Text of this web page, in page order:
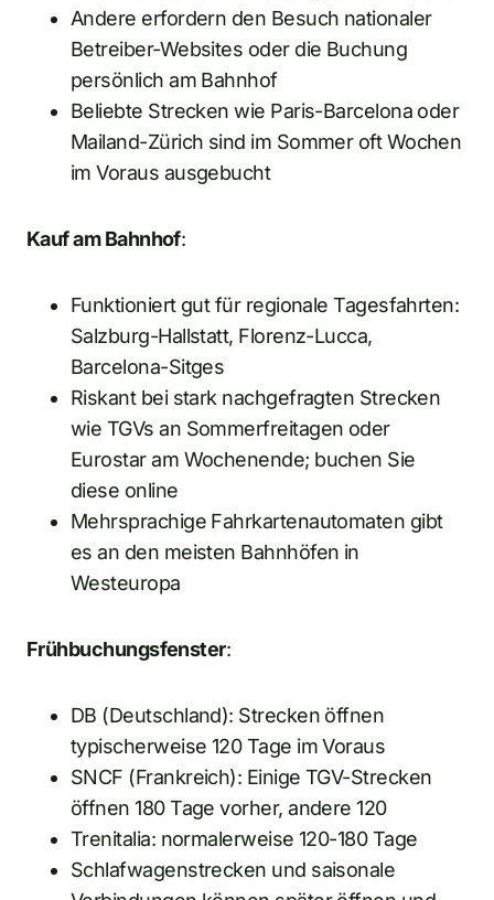
Andere erfordern den Besuch nationaler
Betreiber-Websites oder die Buchung
persönlich am Bahnhof
Beliebte Strecken wie Paris-Barcelona oder
Mailand-Zürich sind im Sommer oft Wochen
im Voraus ausgebucht
Kauf am Bahnhof:
Funktioniert gut für regionale Tagesfahrten:
Salzburg-Hallstatt, Florenz-Lucca,
Barcelona-Sitges
Riskant bei stark nachgefragten Strecken
wie TGVs an Sommerfreitagen oder
Eurostar am Wochenende; buchen Sie
diese online
Mehrsprachige Fahrkartenautomaten gibt
es an den meisten Bahnhöfen in
Westeuropa
Frühbuchungsfenster:
DB (Deutschland): Strecken öffnen
typischerweise 120 Tage im Voraus
SNCF (Frankreich): Einige TGV-Strecken
öffnen 180 Tage vorher, andere 120
Trenitalia: normalerweise 120-180 Tage
Schlafwagenstrecken und saisonale